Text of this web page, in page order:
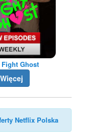
Fight Ghost
Więcej
Netflix Polska